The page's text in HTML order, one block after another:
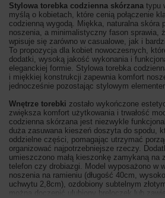
Stylowa torebka codzienna skórzana typu
myślą o kobietach, które cenią połączenie
codzienną wygodą. Miękka, naturalna skóra
noszenia, a minimalistyczny fason sprawia,
wpisuje się zarówno w casualowe, jak i
To propozycja dla kobiet nowoczesnych,
dodatki, wysoką jakość wykonania i
eleganckiej formie. Stylowa torebka
i miękkiej konstrukcji zapewnia komfort
jednocześnie pozostając stylowym
Wnętrze torebki zostało wykończone
zwiększa komfort użytkowania i trwałość
codzienna skórzana jest niezwykle
duża zasuwana kieszeń doszyta do spodu,
oddzielne części, pomagając utrzymać
organizować najpotrzebniejsze rzeczy.
umieszczono małą kieszonkę zamykaną na
telefon czy drobiazgi.
Model wyposażono w
noszenia na ramieniu (długość 40cm,
uchwytu 2,8cm), ozdobiony subtelnym
można doczepić ulubiony breloczek lub